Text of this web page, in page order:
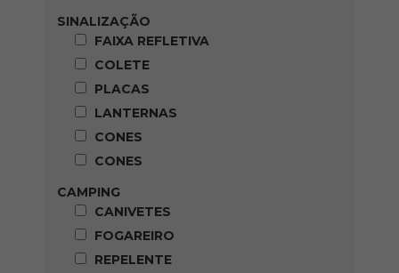
SINALIZAÇÃO
FAIXA REFLETIVA
COLETE
PLACAS
LANTERNAS
CONES
CONES
CAMPING
CANIVETES
FOGAREIRO
REPELENTE